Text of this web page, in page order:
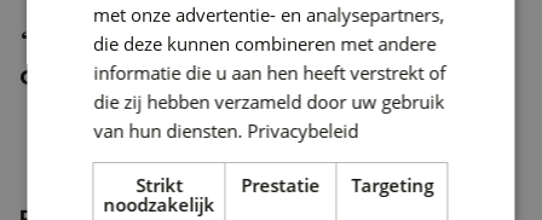
“Bij Delta-N is lef geen keuze, het is
onze manier van werken.”
met onze advertentie- en analysepartners,
die deze kunnen combineren met andere
informatie die u aan hen heeft verstrekt of
die zij hebben verzameld door uw gebruik
van hun diensten. Privacybeleid
Strikt
noodzakelijk
Prestatie Targeting